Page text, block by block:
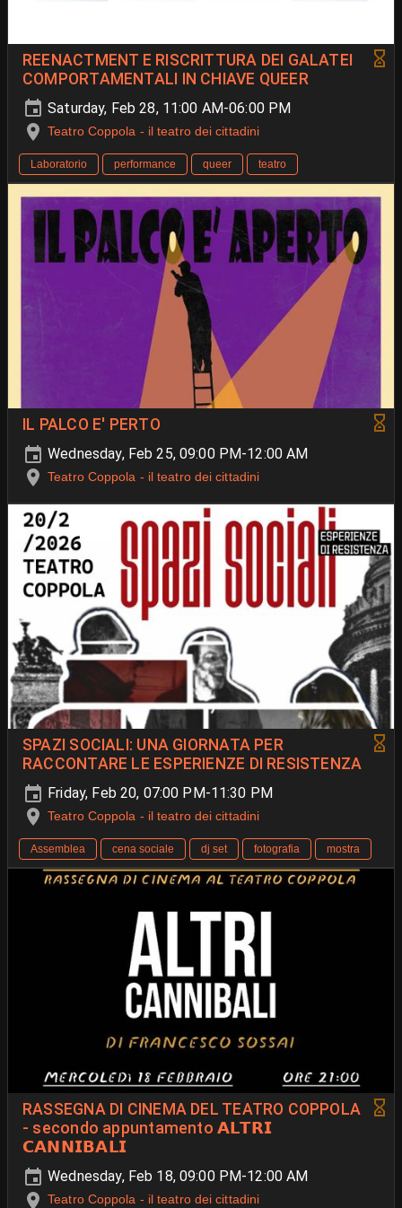
REENACTMENT E RISCRITTURA DEI GALATEI
COMPORTAMENTALI IN CHIAVE QUEER
Saturday, Feb 28, 11:00 AM-06:00 PM
Teatro Coppola - il teatro dei cittadini
Laboratorio performance queer teatro
IL PALCO E' PERTO
Wednesday, Feb 25, 09:00 PM-12:00 AM
Teatro Coppola - il teatro dei cittadini
SPAZI SOCIALI: UNA GIORNATA PER
RACCONTARE LE ESPERIENZE DI RESISTENZA
Friday, Feb 20, 07:00 PM-11:30 PM
Teatro Coppola - il teatro dei cittadini
Assemblea cena sociale dj set fotografia mostra
RASSEGNA DI CINEMA DEL TEATRO COPPOLA
- secondo appuntamento 𝗔𝗟𝗧𝗥𝗜
𝗖𝗔𝗡𝗡𝗜𝗕𝗔𝗟𝗜
Wednesday, Feb 18, 09:00 PM-12:00 AM
Teatro Coppola - il teatro dei cittadini